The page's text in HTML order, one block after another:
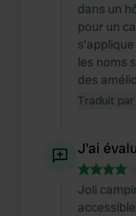
dans un
pour un
les noms
des
Traduit par
J'ai
Joli